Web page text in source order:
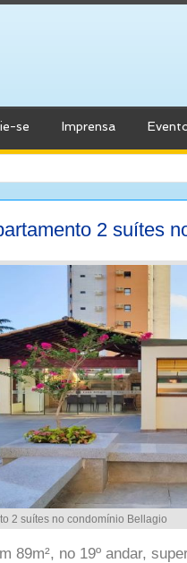
se Imprensa
2 suítes
2 suítes no condomínio Bellagio
89m², no 19º andar,